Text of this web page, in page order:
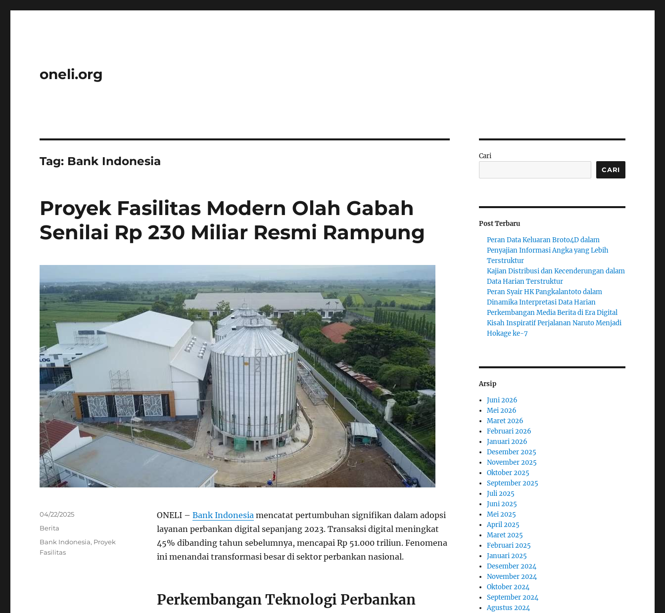
oneli.org
Tag: Bank Indonesia
Proyek Fasilitas Modern Olah Gabah
Senilai Rp 230 Miliar Resmi Rampung
ONELI – Bank Indonesiamencatat pertumbuhan signifikan dalam adopsi
layanan perbankan digital sepanjang 2023. Transaksi digital meningkat
45% dibanding tahun sebelumnya, mencapai Rp 51.000 triliun. Fenomena
ini menandai transformasi besar di sektor perbankan nasional.
Perkembangan Teknologi Perbankan
Posted
04/22/2025
Categories
Berita
Tags
Bank Indonesia, Proyek
Fasilitas
Cari
CARI
Post Terbaru
Peran Data Keluaran Broto4D dalam
Penyajian Informasi Angka yang Lebih
Terstruktur
Kajian Distribusi dan Kecenderungan dalam
Data Harian Terstruktur
Peran Syair HK Pangkalantoto dalam
Dinamika Interpretasi Data Harian
Perkembangan Media Berita di Era Digital
Kisah Inspiratif Perjalanan Naruto Menjadi
Hokage ke-7
Arsip
Juni 2026
Mei 2026
Maret 2026
Februari 2026
Januari 2026
Desember 2025
November 2025
Oktober 2025
September 2025
Juli 2025
Juni 2025
Mei 2025
April 2025
Maret 2025
Februari 2025
Januari 2025
Desember 2024
November 2024
Oktober 2024
September 2024
Agustus 2024